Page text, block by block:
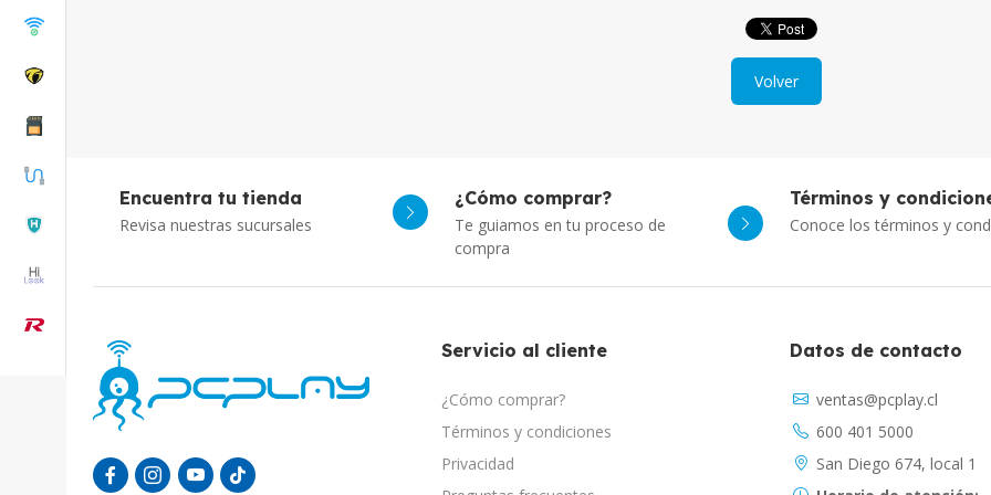
Volver
Encuentra tu tienda
Revisa nuestras sucursales
¿Cómo comprar?
Te guiamos en tu proceso de
compra
Términos y
Conoce los términos y
Servicio al cliente
¿Cómo comprar?
Términos y condiciones
Privacidad
Datos de contacto
ventas@pcplay.cl
600 401 5000
San Diego 674, local 1